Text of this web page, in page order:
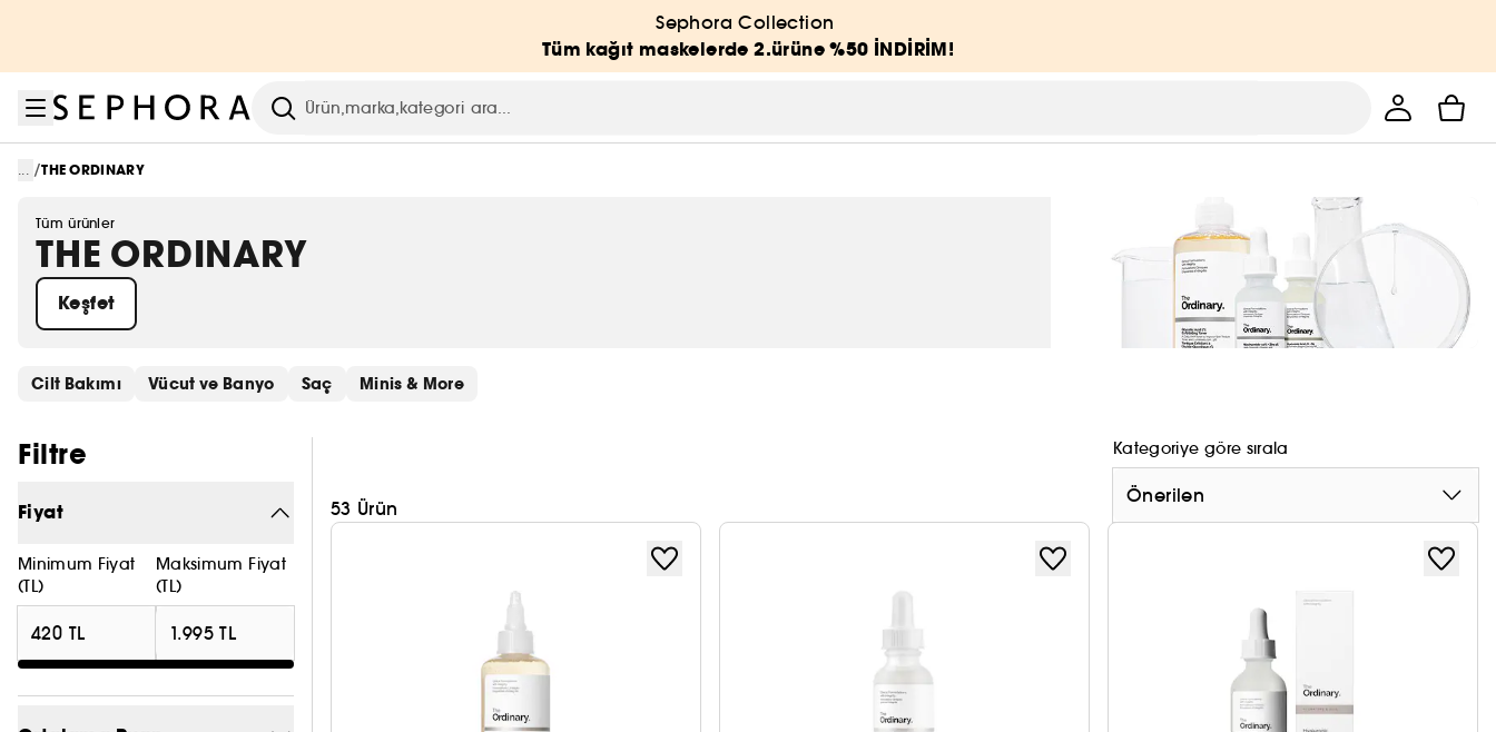
Sephora Collection
Tüm kağıt maskelerde 2.ürüne %50 İNDİRİM!
Arama
... /THE ORDINARY
Tüm ürünler
THE ORDINARY
Keşfet
Hızlı bağlantıları atla
Cilt Bakımı Vücut ve Banyo Saç Minis & More
Filtre
Fiyat
Minimum Fiyat
(TL)
Maksimum Fiyat
(TL)
53 Ürün
Kategoriye göre sırala
Önerilen